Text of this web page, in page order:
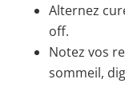
Alternez
off.
Notez vos
sommeil,